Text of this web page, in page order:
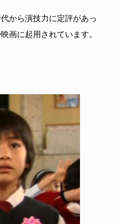
から演技力に定評があっ
画に起用されています。